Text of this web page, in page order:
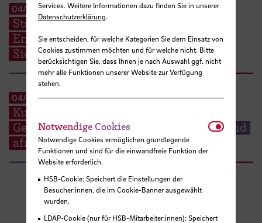
04/2018-03/2019
Stampflehm im urbanen Kontext -
Entwicklung von Maßnahmen zur
Sicherung der Dauerhaftigkeit
04/2018-12/2019
Kulturelle Unterschiede und
Gemeinsamkeiten in der europäischen und
afrikanischen Planungskultur
Services. Weitere Informationen dazu finden Sie in unserer
Datenschutzerklärung.
Sie entscheiden, für welche Kategorien Sie dem Einsatz von
Cookies zustimmen möchten und für welche nicht. Bitte
berücksichtigen Sie, dass Ihnen je nach Auswahl ggf. nicht
mehr alle Funktionen unserer Website zur Verfügung
stehen.
Notwendige Cookies
Notwendige Cookies ermöglichen grundlegende
Funktionen und sind für die einwandfreie Funktion der
Website erforderlich.
HSB-Cookie: Speichert die Einstellungen der
Besucher:innen, die im Cookie-Banner ausgewählt
wurden.
LDAP-Cookie (nur für HSB-Mitarbeiter:innen): Speichert